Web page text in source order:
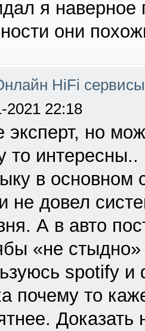
я наверное
они
HiFi
2021 22:18
эксперт, но
то интересны..
в основном
не довел
А в авто
«не
spotify и
почему то
Доказать